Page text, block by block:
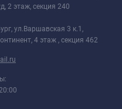
2 этаж, секция 240
ул.Варшавская 3 к.1,
4 этаж , секция 462